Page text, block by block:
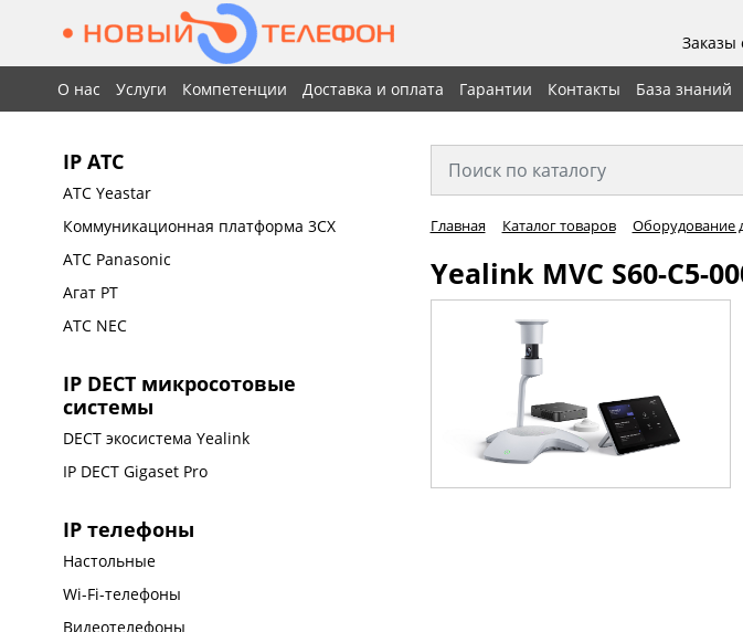
Заказы
О нас Услуги Компетенции Доставка и оплата Гарантии Контакты База знаний
IP АТС
АТС Yeastar
Коммуникационная платформа 3CX
АТС Panasonic
Агат РТ
АТС NEC
IP DECT микросотовые
системы
DECT экосистема Yealink
IP DECT Gigaset Pro
IP телефоны
Настольные
Wi-Fi-телефоны
Видеотелефоны
Главная Каталог товаров Оборудование
Yealink MVC S60-C5-